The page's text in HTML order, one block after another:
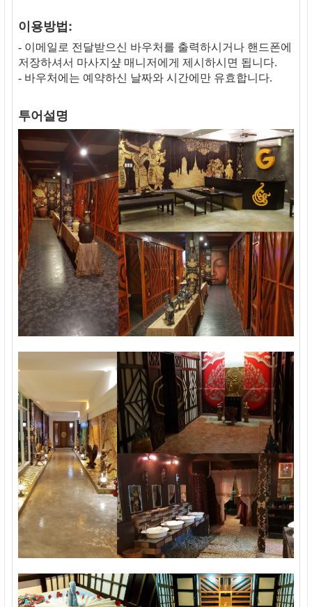
이용방법:
- 이메일로 전달받으신 바우처를 출력하시거나 핸드폰에
저장하셔서 마사지샾 매니저에게 제시하시면 됩니다.
- 바우처에는 예약하신 날짜와 시간에만 유효합니다.
투어설명